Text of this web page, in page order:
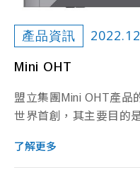
產品資訊
Mini OHT
盟立集團Mini OHT產品
世界首創，其主要目的
了解更多